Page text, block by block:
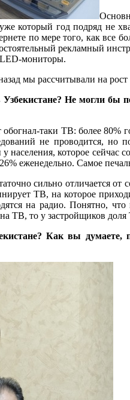
который год подряд не
по мере того, как все
рекламный
мониторы.
мы рассчитывали на
Не могли бы
таки ТВ: более 80%
не проводится, но
населения, которое
еженедельно. Самое
сильно отличается
ТВ, на которое
на радио. Понятно,
ТВ, то у застройщиков доля
Как вы думаете,